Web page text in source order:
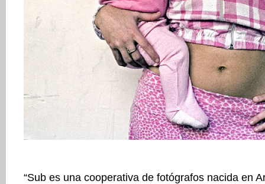
“Sub es una cooperativa de fotógrafos nacida en